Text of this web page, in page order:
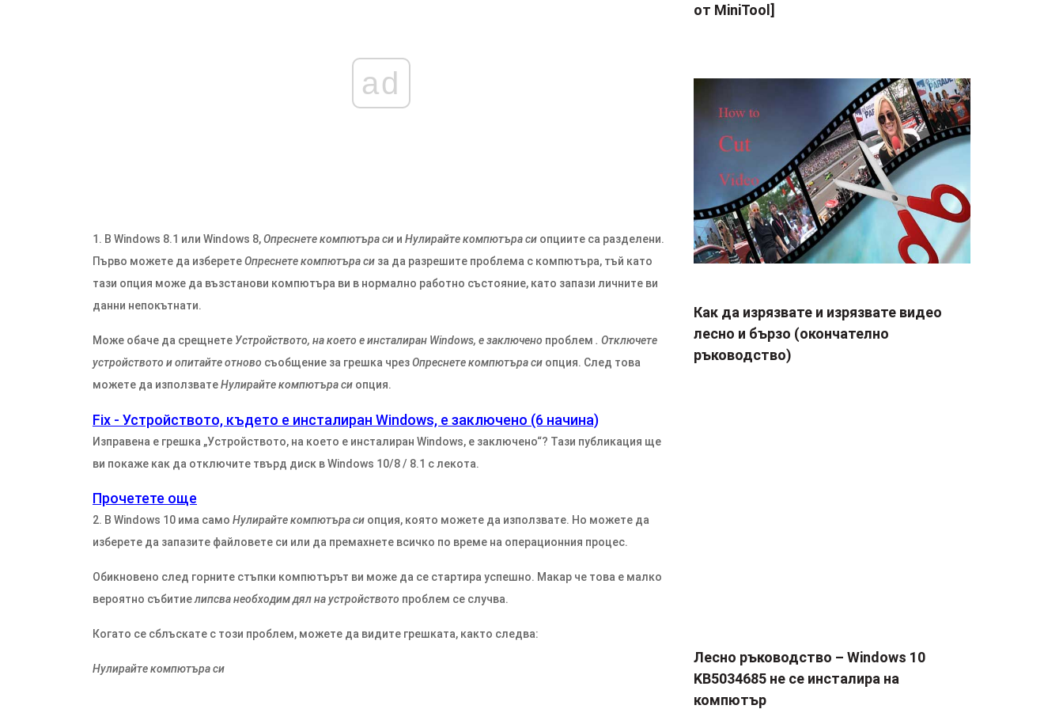
ad
1. В Windows 8.1 или Windows 8,Опреснете компютъра си и Нулирайте компютъра си опциите са разделени.
Първо можете да изберетеОпреснете компютъра си за да разрешите проблема с компютъра, тъй като
тази опция може да възстанови компютъра ви в нормално работно състояние, като запази личните ви
данни непокътнати.
Може обаче да срещнете Устройството, на което е инсталиран Windows, е заключено проблем . Отключете
устройството и опитайте отново съобщение за грешка чрезОпреснете компютъра си опция. След това
можете да използватеНулирайте компютъра си опция.
Fix - Устройството, където е инсталиран Windows, е заключено (6 начина)
Изправена е грешка „Устройството, на което е инсталиран Windows, е заключено“? Тази публикация ще
ви покаже как да отключите твърд диск в Windows 10/8 / 8.1 с лекота.
Прочетете още
2. В Windows 10 има само Нулирайте компютъра си опция, която можете да използвате. Но можете да
изберете да запазите файловете си или да премахнете всичко по време на операционния процес.
Обикновено след горните стъпки компютърът ви може да се стартира успешно. Макар че това е малко
вероятно събитиелипсва необходим дял на устройството проблем се случва.
Когато се сблъскате с този проблем, можете да видите грешката, както следва:
Нулирайте компютъра си
от MiniTool]
Как да изрязвате и изрязвате видео
лесно и бързо (окончателно
ръководство)
Лесно ръководство – Windows 10
KB5034685 не се инсталира на
компютър